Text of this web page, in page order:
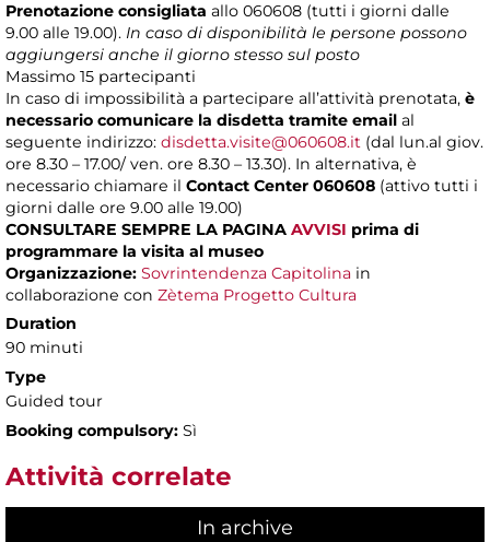
Prenotazione consigliata allo 060608 (tutti i giorni dalle
9.00 alle 19.00). In caso di disponibilità le persone possono
aggiungersi anche il giorno stesso sul posto
Massimo 15 partecipanti
In caso di impossibilità a partecipare all’attività prenotata, è
necessario comunicare la disdetta tramite email al
seguente indirizzo: disdetta.visite@060608.it (dal lun.al giov.
ore 8.30 – 17.00/ ven. ore 8.30 – 13.30). In alternativa, è
necessario chiamare il Contact Center 060608 (attivo tutti i
giorni dalle ore 9.00 alle 19.00)
CONSULTARE SEMPRE LA PAGINA AVVISI prima di
programmare la visita al museo
Organizzazione: Sovrintendenza Capitolina in
collaborazione con Zètema Progetto Cultura
Duration
90 minuti
Type
Guided tour
Booking compulsory: Sì
Attività correlate
In archive